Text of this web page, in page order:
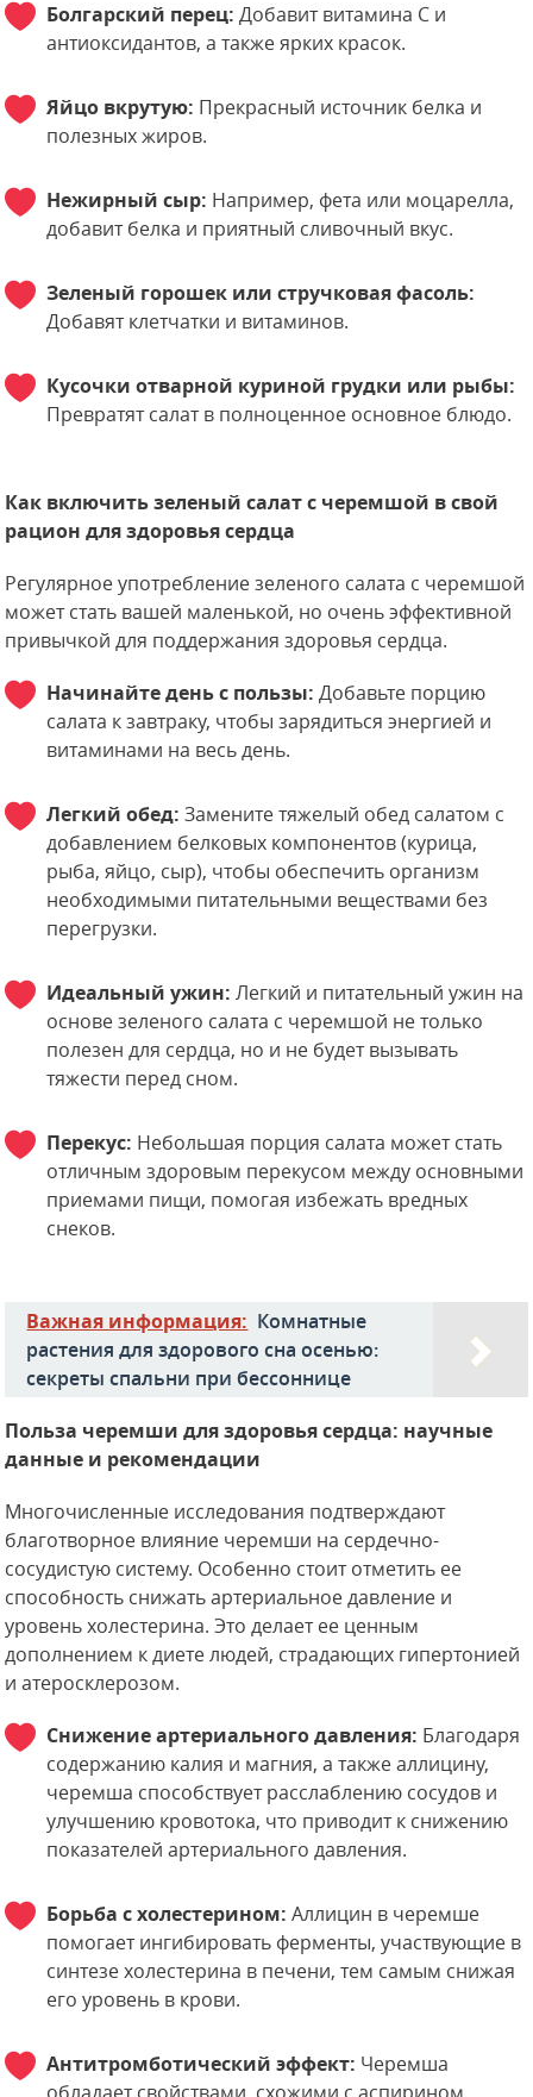
Болгарский перец: Добавит витамина C и
антиоксидантов, а также ярких красок.
Яйцо вкрутую: Прекрасный источник белка и
полезных жиров.
Нежирный сыр: Например, фета или моцарелла,
добавит белка и приятный сливочный вкус.
Зеленый горошек или стручковая фасоль:
Добавят клетчатки и витаминов.
Кусочки отварной куриной грудки или рыбы:
Превратят салат в полноценное основное блюдо.
Как включить зеленый салат с черемшой в свой
рацион для здоровья сердца
Регулярное употребление зеленого салата с черемшой
может стать вашей маленькой, но очень эффективной
привычкой для поддержания здоровья сердца.
Начинайте день с пользы: Добавьте порцию
салата к завтраку, чтобы зарядиться энергией и
витаминами на весь день.
Легкий обед: Замените тяжелый обед салатом с
добавлением белковых компонентов (курица,
рыба, яйцо, сыр), чтобы обеспечить организм
необходимыми питательными веществами без
перегрузки.
Идеальный ужин: Легкий и питательный ужин на
основе зеленого салата с черемшой не только
полезен для сердца, но и не будет вызывать
тяжести перед сном.
Перекус: Небольшая порция салата может стать
отличным здоровым перекусом между основными
приемами пищи, помогая избежать вредных
снеков.
Важная информация: Комнатные
растения для здорового сна осенью:
секреты спальни при бессоннице
Польза черемши для здоровья сердца: научные
данные и рекомендации
Многочисленные исследования подтверждают
благотворное влияние черемши на сердечно-
сосудистую систему. Особенно стоит отметить ее
способность снижать артериальное давление и
уровень холестерина. Это делает ее ценным
дополнением к диете людей, страдающих гипертонией
и атеросклерозом.
Снижение артериального давления: Благодаря
содержанию калия и магния, а также аллицину,
черемша способствует расслаблению сосудов и
улучшению кровотока, что приводит к снижению
показателей артериального давления.
Борьба с холестерином: Аллицин в черемше
помогает ингибировать ферменты, участвующие в
синтезе холестерина в печени, тем самым снижая
его уровень в крови.
Антитромботический эффект: Черемша